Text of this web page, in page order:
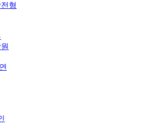
형